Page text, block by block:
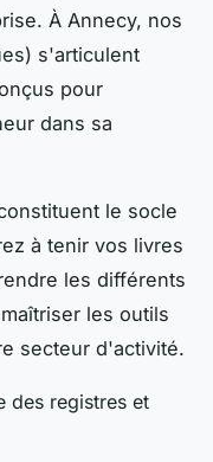
À Annecy, nos
s'articulent
pour
dans sa
le socle
à tenir vos livres
les différents
les outils
secteur d'activité.
des registres et